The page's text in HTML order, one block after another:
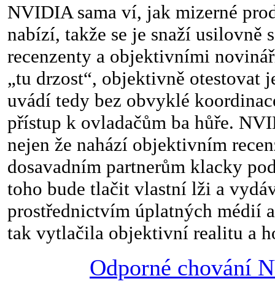
NVIDIA sama ví, jak mizerné
nabízí, takže se je snaží usilovně
recenzenty a objektivními
„tu drzost“, objektivně otestovat
uvádí tedy bez obvyklé
přístup k ovladačům ba hůře.
nejen že nahází objektivním
dosavadním partnerům klacky
toho bude tlačit vlastní lži a
prostřednictvím úplatných médií
tak vytlačila objektivní realitu a
Odporné chování